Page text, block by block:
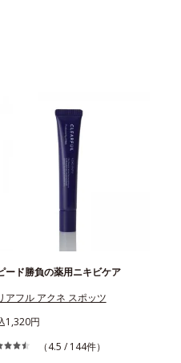
ード勝負の薬用ニキビケア
アフル アクネ スポッツ
1,320円
（4.5 / 144件）